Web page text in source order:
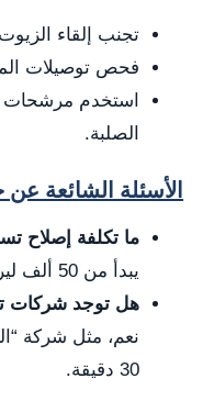
تجنب إلقاء
فحص توصيلات المياه
استخدم مرشحات
الصلبة.
الأسئلة الشائعة
ما تكلفة إصلاح
يبدأ من 50 ألف ليرة سورية حسب مكان التسرب.
هل توجد شركات
نعم، مثل شركة
30 دقيقة.